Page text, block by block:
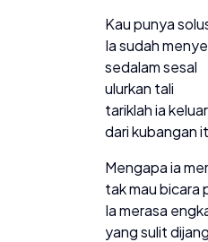
Kau punya
Ia sudah
sedalam sesal
ulurkan tali
tariklah ia keluar
dari kubangan
Mengapa ia
tak mau bicara
Ia merasa
yang sulit